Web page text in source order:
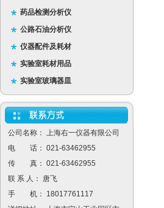
药品检测分析仪
公路石油分析仪
仪器配件及耗材
实验室耗材用品
实验室玻璃器皿
公司名称： 上海右一仪器有限公司
电 话： 021-63462955
传 真： 021-63462955
联 系 人： 唐飞
手 机： 18017761117